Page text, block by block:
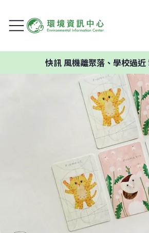
風機離聚落、學校過近 彰化福